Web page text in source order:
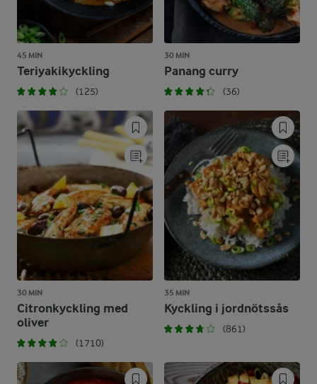
45 MIN
Teriyakikyckling
(125)
30 MIN
Panang curry
(36)
30 MIN
Citronkyckling med
oliver
(1710)
35 MIN
Kyckling i jordnötssås
(861)